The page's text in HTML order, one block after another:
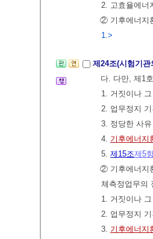
2. 고효율에너
② 기후에너지
1.>
제24조(시험기
다. 다만, 제1
1. 거짓이나
2. 업무정지
3. 정당한 사
4. 기후에너지
5. 제15조제5
② 기후에너지
체측정업무의
1. 거짓이나
2. 업무정지
3. 기후에너지